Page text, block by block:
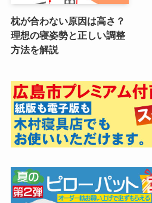
枕が合わない原因は高さ？
理想の寝姿勢と正しい調整
方法を解説